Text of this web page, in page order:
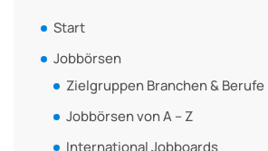
Start
Jobbörsen
Zielgruppen Branchen & Berufe
Jobbörsen von A – Z
International Jobboards